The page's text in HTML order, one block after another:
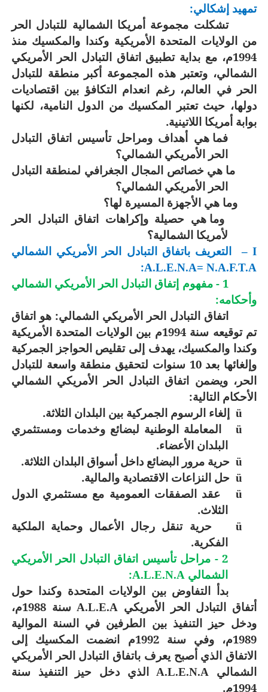
تمهيد إشكالي:
تشكلت مجموعة أمريكا الشمالية للتبادل الحر
من الولايات المتحدة الأمريكية وكندا والمكسيك منذ
1994م، مع بداية تطبيق اتفاق التبادل الحر الأمريكي
الشمالي، وتعتبر هذه المجموعة أكبر منطقة للتبادل
الحر في العالم، رغم انعدام التكافؤ بين اقتصاديات
دولها، حيث تعتبر المكسيك من الدول النامية، لكنها
بوابة أمريكا اللاتينية.
فما هي أهداف ومراحل تأسيس اتفاق التبادل
الحر الأمريكي الشمالي؟
ما هي خصائص المجال الجغرافي لمنطقة التبادل
الحر الأمريكي الشمالي؟
وما هي الأجهزة المسيرة لها؟
وما هي حصيلة وإكراهات اتفاق التبادل الحر
لأمريكا الشمالية؟
I
– التعريف باتفاق التبادل الحر الأمريكي الشمالي
A.L.E.N.A= N.A.F.T.A
:
1 - مفهوم إتفاق التبادل الحر الأمريكي الشمالي
وأحكامه:
اتفاق التبادل الحر الأمريكي الشمالي: هو اتفاق
تم توقيعه سنة 1994م بين الولايات المتحدة الأمريكية
وكندا والمكسيك، يهدف إلى تقليص الحواجز الجمركية
وإلغائها بعد 10 سنوات لتحقيق منطقة واسعة للتبادل
الحر، ويضمن اتفاق التبادل الحر الأمريكي الشمالي
الأحكام التالية:
ü إلغاء الرسوم الجمركية بين البلدان الثلاثة.
ü
المعاملة الوطنية لبضائع وخدمات ومستثمري
البلدان الأعضاء.
ü حرية مرور البضائع داخل أسواق البلدان الثلاثة.
ü حل النزاعات الاقتصادية والمالية.
ü
عقد الصفقات العمومية مع مستثمري الدول
الثلاث.
ü
حرية تنقل رجال الأعمال وحماية الملكية
الفكرية.
2 - مراحل تأسيس اتفاق التبادل الحر الأمريكي
الشمالي A.L.E.N.A
:
بدأ التفاوض بين الولايات المتحدة وكندا حول
أتفاق التبادل الحر الأمريكي A.L.E.A
سنة 1988م،
ودخل حيز التنفيذ بين الطرفين في السنة الموالية
1989م، وفي سنة 1992م انضمت المكسيك إلى
الاتفاق الذي أصبح يعرف باتفاق التبادل الحر الأمريكي
الشمالي
A.L.E.N.Aالذي دخل حيز التنفيذ سنة
1994م.